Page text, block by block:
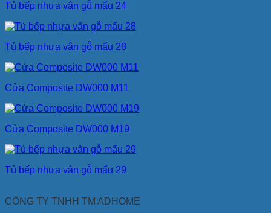
Tủ bếp nhựa vân gỗ mẩu 24
Tủ bếp nhựa vân gỗ mẩu 28
Cửa Composite DW000 M11
Cửa Composite DW000 M19
Tủ bếp nhựa vân gỗ mẩu 29
CÔNG TY TNHH TM ADHOME